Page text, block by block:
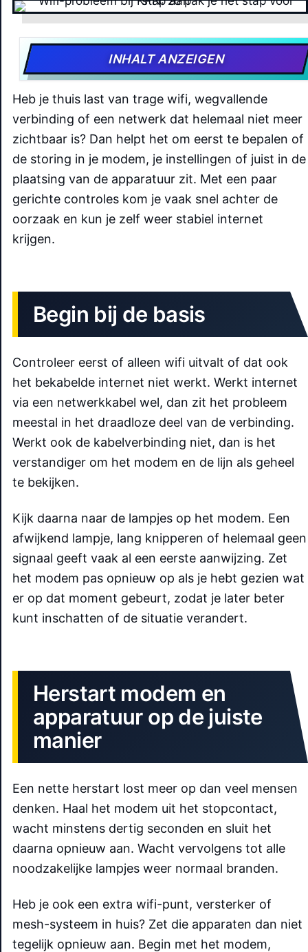
INHALT ANZEIGEN
Heb je thuis last van trage wifi, wegvallende
verbinding of een netwerk dat helemaal niet meer
zichtbaar is? Dan helpt het om eerst te bepalen of
de storing in je modem, je instellingen of juist in de
plaatsing van de apparatuur zit. Met een paar
gerichte controles kom je vaak snel achter de
oorzaak en kun je zelf weer stabiel internet
krijgen.
Begin bij de basis
Controleer eerst of alleen wifi uitvalt of dat ook
het bekabelde internet niet werkt. Werkt internet
via een netwerkkabel wel, dan zit het probleem
meestal in het draadloze deel van de verbinding.
Werkt ook de kabelverbinding niet, dan is het
verstandiger om het modem en de lijn als geheel
te bekijken.
Kijk daarna naar de lampjes op het modem. Een
afwijkend lampje, lang knipperen of helemaal geen
signaal geeft vaak al een eerste aanwijzing. Zet
het modem pas opnieuw op als je hebt gezien wat
er op dat moment gebeurt, zodat je later beter
kunt inschatten of de situatie verandert.
Herstart modem en
apparatuur op de juiste
manier
Een nette herstart lost meer op dan veel mensen
denken. Haal het modem uit het stopcontact,
wacht minstens dertig seconden en sluit het
daarna opnieuw aan. Wacht vervolgens tot alle
noodzakelijke lampjes weer normaal branden.
Heb je ook een extra wifi-punt, versterker of
mesh-systeem in huis? Zet die apparaten dan niet
tegelijk opnieuw aan. Begin met het modem,